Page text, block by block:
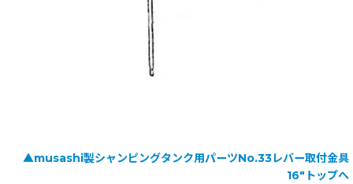
▲musashi製シャンピングタンク用パーツNo.33レバー取付金具
16"トップへ